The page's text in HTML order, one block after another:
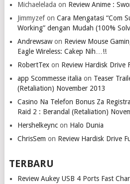
Michaelelada on Review Anime :
Jimmyzefon Cara Mengatasi “Com
Working” dengan Mudah (100%
Andrewsawon Review Mouse
Eagle Wireless: Cakep Nih…!!
RobertTexon Review Hardisk Drive
app Scommesse italia on Teaser
(Retaliation) November 2013
Casino Na Telefon Bonus Za
Raid 2 : Berandal (Retaliation)
Hershelkeyncon Halo Dunia
ChrisSem on Review Hardisk Drive
TERBARU
Review Aukey USB 4 Ports Fast